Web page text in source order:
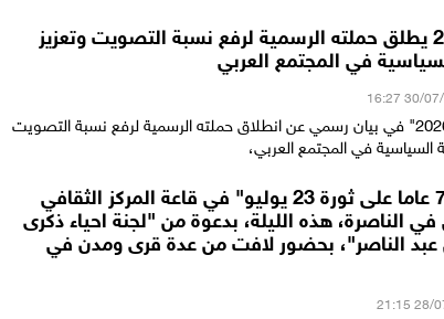
ائتلاف 2026 يطلق حملته الرسمية لرفع نسبة التصويت وتعزيز
في المجتمع العربي
أعلن "ائتلاف 2026" في بيان رسمي عن انطلاق حملته الرسمية لرفع نسبة التصويت
السياسية في المجتمع العربي،
احتفالية "74 عاما على ثورة 23 يوليو" في قاعة المركز الثقافي
الناصرة، هذه الليلة، بدعوة من "لجنة احياء ذكرى
عبد الناصر"، بحضور لافت من عدة قرى ومدن في